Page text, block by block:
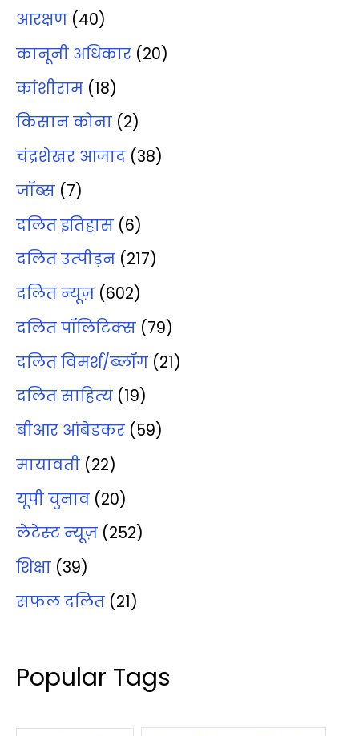
आरक्षण (40)
कानूनी अधिकार (20)
कांशीराम (18)
किसान कोना (2)
चंद्रशेखर आजाद (38)
जॉब्‍स (7)
दलित इतिहास (6)
दलित उत्‍पीड़न (217)
दलित न्‍यूज़ (602)
दलित पॉलिटिक्‍स (79)
दलित विमर्श/ब्‍लॉग (21)
दलित साहित्‍य (19)
बीआर आंबेडकर (59)
मायावती (22)
यूपी चुनाव (20)
लेटेस्‍ट न्‍यूज़ (252)
शिक्षा (39)
सफल दलित (21)
Popular Tags